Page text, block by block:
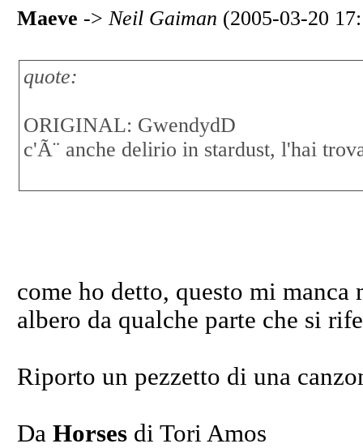
Maeve -> Neil Gaiman (2005-03-20
quote:
ORIGINAL: GwendydD
c'Ã¨ anche delirio in stardust, l'hai
come ho detto, questo mi manca
albero da qualche parte che si
Riporto un pezzetto di una
Da Horses di Tori Amos